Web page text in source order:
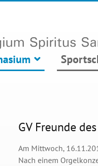
GV Freunde
Am Mittwoch,
Nach einem